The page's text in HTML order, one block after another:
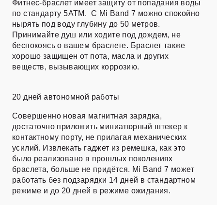
Фитнес-браслет имеет защиту от попадания воды
по стандарту 5ATM. С Mi Band 7 можно спокойно
нырять под воду глубину до 50 метров.
Принимайте душ или ходите под дождем, не
беспокоясь о вашем браслете. Браслет также
хорошо защищен от пота, масла и других
веществ, вызывающих коррозию.
20 дней автономной работы
Совершенно новая магнитная зарядка,
достаточно приложить миниатюрный штекер к
контактному порту, не прилагая механических
усилий. Извлекать гаджет из ремешка, как это
было реализовано в прошлых поколениях
браслета, больше не придётся. Mi Band 7 может
работать без подзарядки 14 дней в стандартном
режиме и до 20 дней в режиме ожидания.